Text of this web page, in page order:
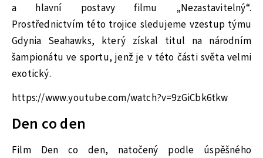
a hlavní postavy filmu „Nezastavitelný“.
Prostřednictvím této trojice sledujeme vzestup týmu
Gdynia Seahawks, který získal titul na národním
šampionátu ve sportu, jenž je v této části světa velmi
exotický.
https://www.youtube.com/watch?v=9zGiCbk6tkw
Den co den
Film Den co den, natočený podle úspěšného